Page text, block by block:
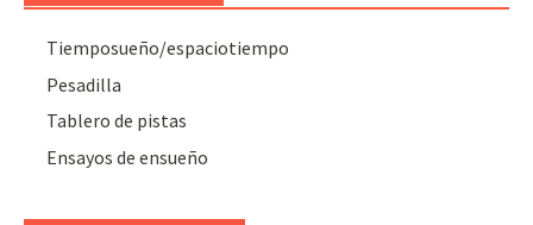
Tiemposueño/espaciotiempo
Pesadilla
Tablero de pistas
Ensayos de ensueño